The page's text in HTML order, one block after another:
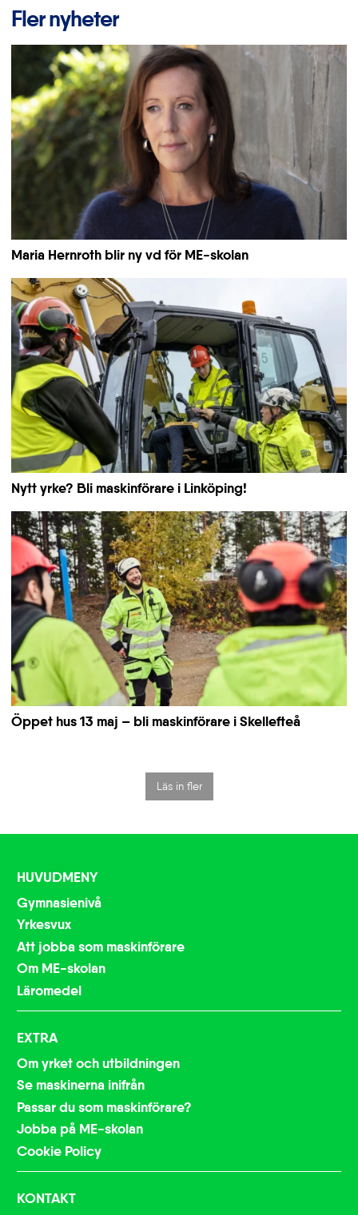
Fler nyheter
Maria Hernroth blir ny vd för ME-skolan
Nytt yrke? Bli maskinförare i Linköping!
Öppet hus 13 maj – bli maskinförare i Skellefteå
Läs in fler
HUVUDMENY
Gymnasienivå
Yrkesvux
Att jobba som maskinförare
Om ME-skolan
Läromedel
EXTRA
Om yrket och utbildningen
Se maskinerna inifrån
Passar du som maskinförare?
Jobba på ME-skolan
Cookie Policy
KONTAKT